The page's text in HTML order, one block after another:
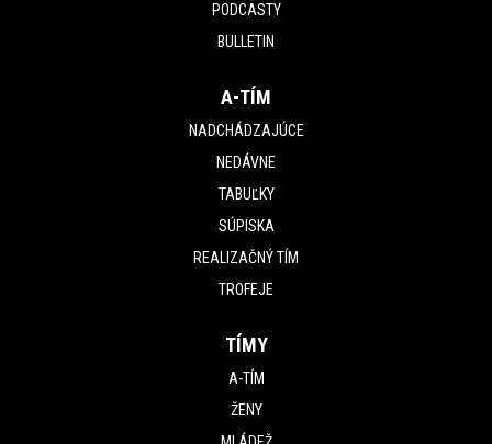
PODCASTY
BULLETIN
A-TÍM
NADCHÁDZAJÚCE
NEDÁVNE
TABUĽKY
SÚPISKA
REALIZAČNÝ TÍM
TROFEJE
TÍMY
A-TÍM
ŽENY